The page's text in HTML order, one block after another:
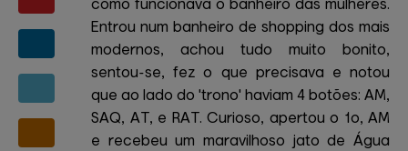
como funcionava o banheiro das mulheres.
Entrou num banheiro de shopping dos mais
modernos, achou tudo muito bonito,
sentou-se, fez o que precisava e notou
que ao lado do 'trono' haviam 4 botões: AM,
SAQ, AT, e RAT. Curioso, apertou o 1o, AM
e recebeu um maravilhoso jato de Água